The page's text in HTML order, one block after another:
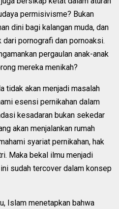
permisivisme? Bukan
dini bagi kalangan muda, dan
dari pornografi dan pornoaksi.
pergaulan anak-anak
mereka menikah?
tidak akan menjadi masalah
esensi pernikahan dalam
kesadaran bukan sekedar
akan menjalankan rumah
syariat pernikahan, hak
Maka bekal ilmu menjadi
sudah tercover dalam konsep
Islam menetapkan bahwa